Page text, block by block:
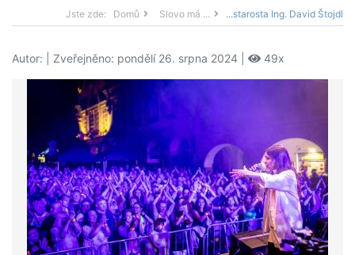
Jste zde: Domů Slovo má ... ...starosta Ing. David Štojdl
Autor: | Zveřejněno: pondělí 26. srpna 2024 | 49x